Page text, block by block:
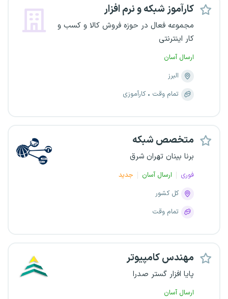
کارآموز شبکه و نرم افزار
مجموعه فعال در حوزه فروش کالا و کسب و
کار اینترنتی
ارسال آسان
البرز
تمام وقت
کارآموزی
متخصص شبکه
برنا بینان تهران شرق
فوری ارسال آسان
جدید
کل کشور
تمام وقت
مهندس کامپیوتر
پایا افزار گستر صدرا
ارسال آسان